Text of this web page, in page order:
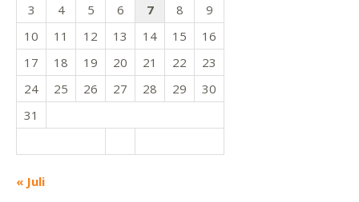
« Juli
3
4 5 6 7 8
9
10
11 12 13 14 15
16
17
18 19 20 21 22
23
24
25 26 27 28 29
30
31